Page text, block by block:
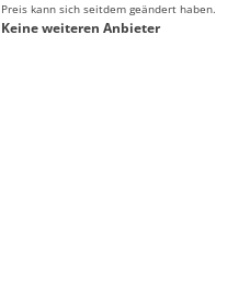
Preis kann sich seitdem geändert haben.
Keine weiteren Anbieter